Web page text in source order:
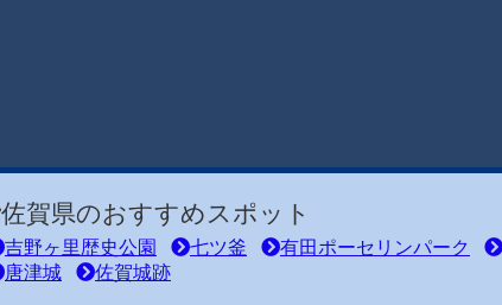
佐賀県のおすすめスポット
吉野ヶ里歴史公園 七ツ釜 有田ポーセリンパーク
唐津城
佐賀城跡